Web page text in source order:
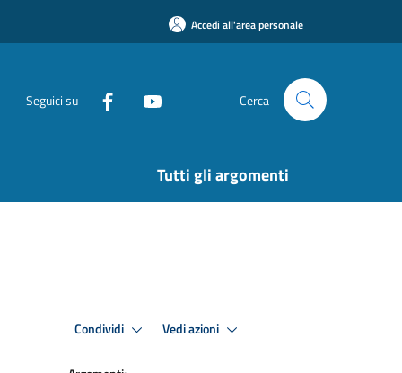
Accedi all'area personale
Seguici su Cerca
Tutti gli argomenti
Condividi Vedi azioni